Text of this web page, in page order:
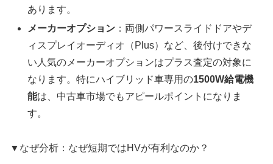
あります。
メーカーオプション ：両側パワースライドドアやデ
ィスプレイオーディオ（Plus）など、後付けできな
い人気のメーカーオプションはプラス査定の対象に
なります。特にハイブリッド車専用の1500W給電機
能は、中古車市場でもアピールポイントになりま
す。
▼なぜ分析：なぜ短期ではHVが有利なのか？